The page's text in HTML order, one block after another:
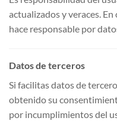
actualizados y veraces.
hace responsable por
Datos de terceros
Si facilitas datos de
obtenido su
por incumplimientos del